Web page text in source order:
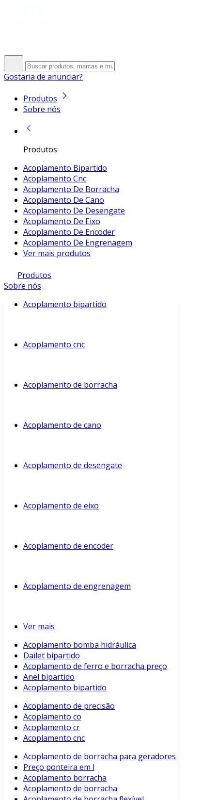
Gostaria de anunciar?
Produtos
Sobre nós
Produtos
Acoplamento Bipartido
Acoplamento Cnc
Acoplamento De Borracha
Acoplamento De Cano
Acoplamento De Desengate
Acoplamento De Eixo
Acoplamento De Encoder
Acoplamento De Engrenagem
Ver mais produtos
Produtos
Sobre nós
Acoplamento bipartido
Acoplamento cnc
Acoplamento de borracha
Acoplamento de cano
Acoplamento de desengate
Acoplamento de eixo
Acoplamento de encoder
Acoplamento de engrenagem
Ver mais
Acoplamento bomba hidráulica
Dailet bipartido
Acoplamento de ferro e borracha preço
Anel bipartido
Acoplamento bipartido
Acoplamento de precisão
Acoplamento co
Acoplamento cr
Acoplamento cnc
Acoplamento de borracha para geradores
Preço ponteira em l
Acoplamento borracha
Acoplamento de borracha